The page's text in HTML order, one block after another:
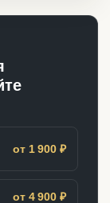
от 1 900 ₽
от 4 900 ₽